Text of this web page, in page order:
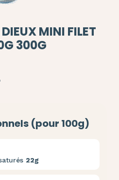
MINI FILET
300G
(pour 100g)
22g